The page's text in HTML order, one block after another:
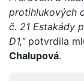
protihlukových
č. 21 Estakády
D1,"potvrdila
Chalupová.